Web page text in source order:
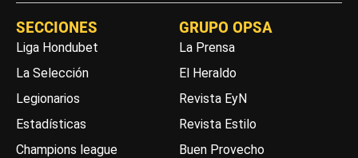
SECCIONES
Liga Hondubet
La Selección
Legionarios
Estadísticas
Champions league
GRUPO OPSA
La Prensa
El Heraldo
Revista EyN
Revista Estilo
Buen Provecho